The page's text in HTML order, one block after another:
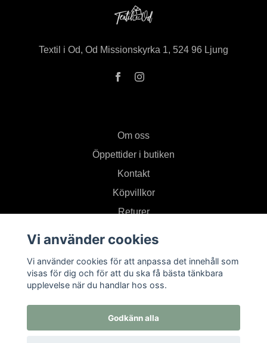
Textil i Od, Od Missionskyrka 1, 524 96 Ljung
Om oss
Öppettider i butiken
Kontakt
Köpvillkor
Returer
Prenumerera på vårt nyhetsbrev
Vi använder cookies
Vi använder cookies för att anpassa det innehåll som
visas för dig och för att du ska få bästa tänkbara
upplevelse när du handlar hos oss.
Godkänn alla